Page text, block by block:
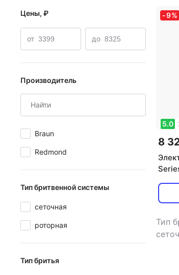
Электробритвы с дисплеем
Цены, ₽
от до
Производитель
Braun
Redmond
Тип бритвенной системы
сеточная
роторная
Тип бритья
-9%
5.0
8
Тип